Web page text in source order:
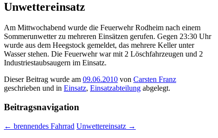
Unwettereinsatz
Am Mittwochabend wurde die Feuerwehr Rodheim nach einem
Sommerunwetter zu mehreren Einsätzen gerufen. Gegen 23:30 Uhr
wurde aus dem Heegstock gemeldet, das mehrere Keller unter
Wasser stehen. Die Feuerwehr war mit 2 Löschfahrzeugen und 2
Industriestaubsaugern im Einsatz.
Dieser Beitrag wurde am 09.06.2010 von Carsten Franz
geschrieben und in Einsatz, Einsatzabteilung abgelegt.
Beitragsnavigation
← brennendes Fahrrad Unwettereinsatz →